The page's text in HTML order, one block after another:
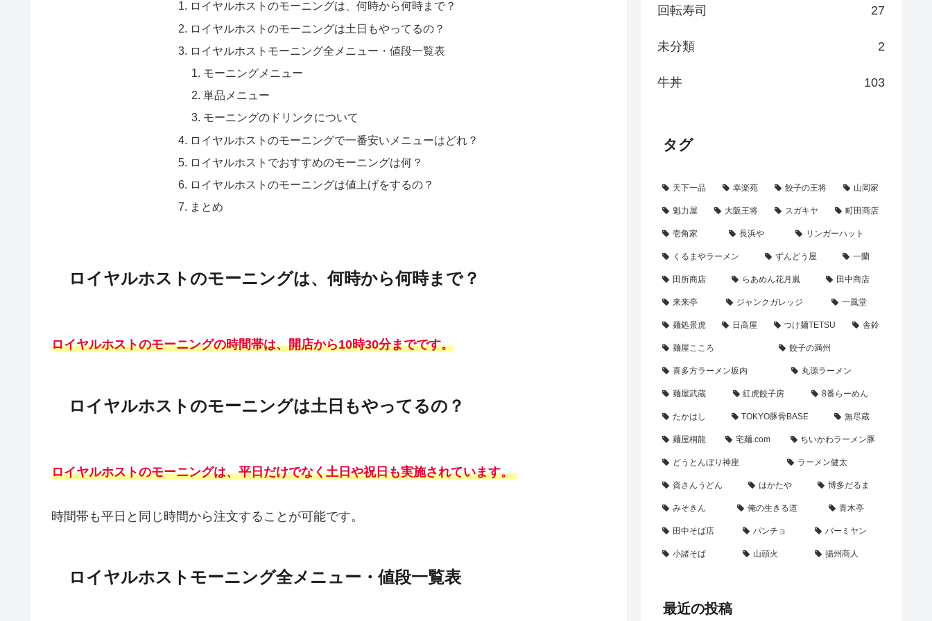
ロイヤルホストのモーニングは、何時から何時まで？
ロイヤルホストのモーニングは土日もやってるの？
ロイヤルホストモーニング全メニュー・値段一覧表
モーニングメニュー
単品メニュー
モーニングのドリンクについて
ロイヤルホストのモーニングで一番安いメニューはどれ？
ロイヤルホストでおすすめのモーニングは何？
ロイヤルホストのモーニングは値上げをするの？
まとめ
ロイヤルホストのモーニングは、何時から何時まで？
ロイヤルホストのモーニングの時間帯は、開店から10時30分までです。
ロイヤルホストのモーニングは土日もやってるの？
ロイヤルホストのモーニングは、平日だけでなく土日や祝日も実施されています。
時間帯も平日と同じ時間から注文することが可能です。
ロイヤルホストモーニング全メニュー・値段一覧表
回転寿司 27
未分類 2
牛丼 103
タグ
天下一品 幸楽苑 餃子の王将 山岡家
魁力屋 大阪王将 スガキヤ 町田商店
壱角家 長浜や リンガーハット
くるまやラーメン ずんどう屋 一蘭
田所商店 らあめん花月嵐 田中商店
来来亭 ジャンクガレッジ 一風堂
麺処景虎 日高屋 つけ麺TETSU 舎鈴
麺屋こころ 餃子の満州
喜多方ラーメン坂内 丸源ラーメン
麺屋武蔵 紅虎餃子房 8番らーめん
たかはし TOKYO豚骨BASE 無尽蔵
麺屋桐龍 宅麺.com ちいかわラーメン豚
どうとんぼり神座 ラーメン健太
資さんうどん はかたや 博多だるま
みそきん 俺の生きる道 青木亭
田中そば店 パンチョ バーミヤン
小諸そば 山頭火 揚州商人
最近の投稿